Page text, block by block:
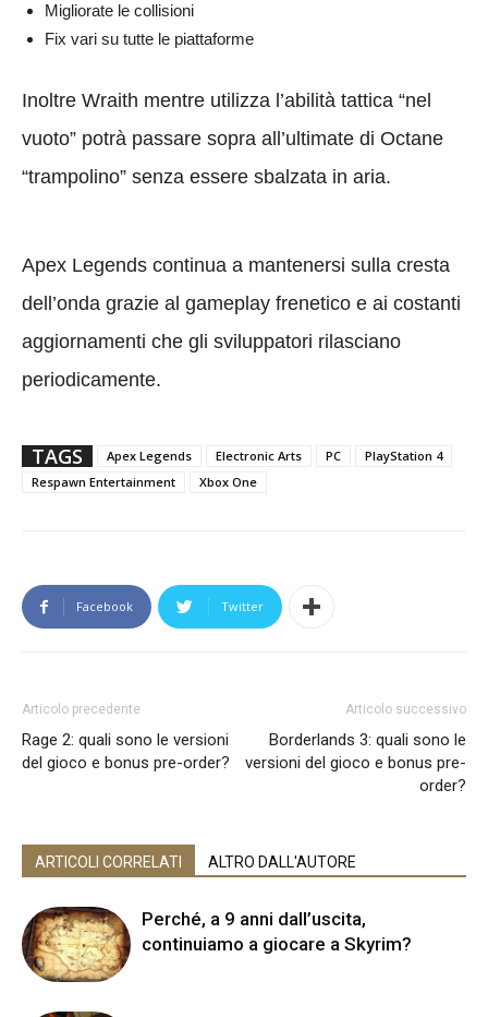
Migliorate le collisioni
Fix vari su tutte le piattaforme
Inoltre Wraith mentre utilizza l’abilità tattica “nel
vuoto” potrà passare sopra all’ultimate di Octane
“trampolino” senza essere sbalzata in aria.
Apex Legends continua a mantenersi sulla cresta
dell’onda grazie al gameplay frenetico e ai costanti
aggiornamenti che gli sviluppatori rilasciano
periodicamente.
TAGS Apex Legends Electronic Arts PC
PlayStation 4
Respawn Entertainment
Xbox One
Facebook Twitter
Articolo precedente
Rage 2: quali sono le versioni
del gioco e bonus pre-order?
Articolo successivo
Borderlands 3: quali sono le
versioni del gioco e bonus pre-
order?
ARTICOLI CORRELATI ALTRO DALL'AUTORE
Perché, a 9 anni dall’uscita,
continuiamo a giocare a Skyrim?